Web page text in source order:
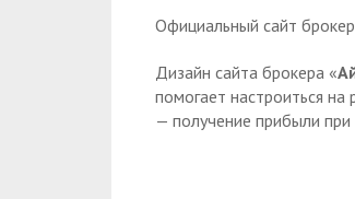
Официальный сайт
Дизайн сайта брокера «
помогает настроиться
— получение прибыли